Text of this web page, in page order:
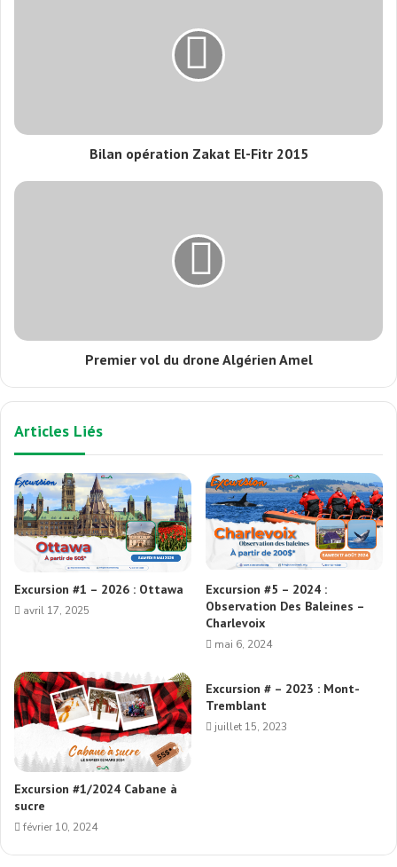
Bilan opération Zakat El-Fitr 2015
Premier vol du drone Algérien Amel
Articles Liés
Excursion #1 – 2026 : Ottawa
avril 17, 2025
Excursion #5 – 2024 :
Observation Des Baleines –
Charlevoix
mai 6, 2024
Excursion #1/2024 Cabane à
sucre
février 10, 2024
Excursion # – 2023 : Mont-
Tremblant
juillet 15, 2023